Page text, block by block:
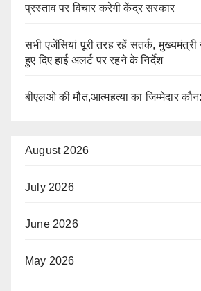
प्रस्ताव पर विचार करेगी केंद्र सरकार
सभी एजेंसियां पूरी तरह रहें सतर्क, मुख्यमंत्री
हुए दिए हाई अलर्ट पर रहने के निर्देश
बीएलओ की मौत,आत्महत्या का जिम्मेदार कौन:
August 2026
July 2026
June 2026
May 2026